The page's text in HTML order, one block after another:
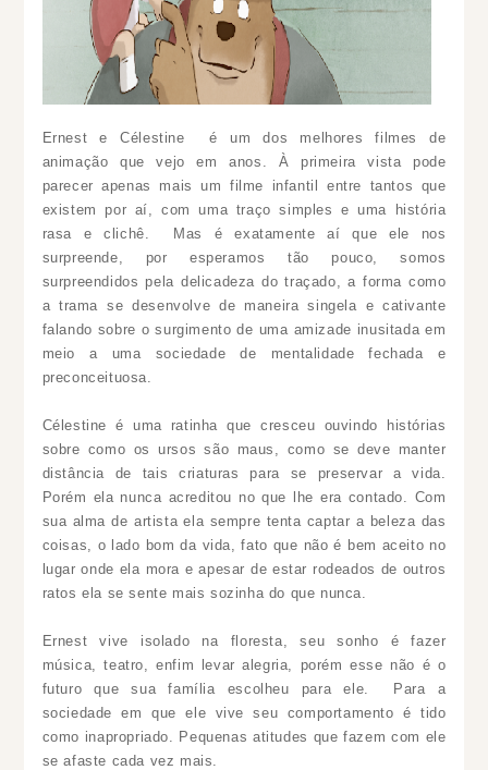
Ernest e Célestine é um dos melhores filmes de
animação que vejo em anos. À primeira vista pode
parecer apenas mais um filme infantil entre tantos que
existem por aí, com uma traço simples e uma história
rasa e clichê. Mas é exatamente aí que ele nos
surpreende, por esperamos tão pouco, somos
surpreendidos pela delicadeza do traçado, a forma como
a trama se desenvolve de maneira singela e cativante
falando sobre o surgimento de uma amizade inusitada em
meio a uma sociedade de mentalidade fechada e
preconceituosa.
Célestine é uma ratinha que cresceu ouvindo histórias
sobre como os ursos são maus, como se deve manter
distância de tais criaturas para se preservar a vida.
Porém ela nunca acreditou no que lhe era contado. Com
sua alma de artista ela sempre tenta captar a beleza das
coisas, o lado bom da vida, fato que não é bem aceito no
lugar onde ela mora e apesar de estar rodeados de outros
ratos ela se sente mais sozinha do que nunca.
Ernest vive isolado na floresta, seu sonho é fazer
música, teatro, enfim levar alegria, porém esse não é o
futuro que sua família escolheu para ele. Para a
sociedade em que ele vive seu comportamento é tido
como inapropriado. Pequenas atitudes que fazem com ele
se afaste cada vez mais.